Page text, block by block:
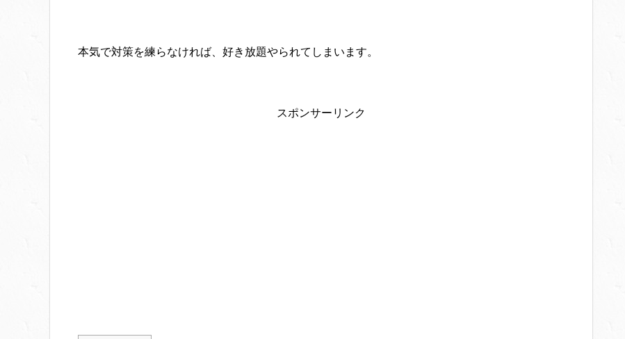
本気で対策を練らなければ、好き放題やられてしまいます。
スポンサーリンク